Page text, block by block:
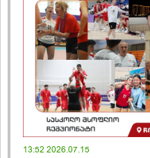
13:52 2026.07.15